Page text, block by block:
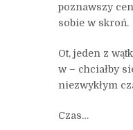
poznawszy
sobie w skroń.
Ot, jeden z
w – chciałby
niezwykłym
Czas…